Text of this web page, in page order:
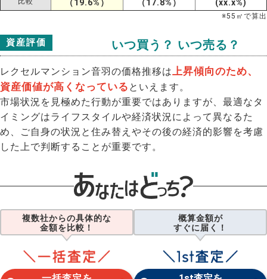
（19.6%）
（17.8%）
(xx.x%)
※55 ㎡で算出
資産評価 いつ買う？ いつ売る？
レクセルマンション音羽の価格推移は上昇傾向のため、
資産価値が高くなっている といえます。
市場状況を見極めた行動が重要ではありますが、最適なタ
イミングはライフスタイルや経済状況によって異なるた
め、ご自身の状況と住み替えやその後の経済的影響を考慮
した上で判断することが重要です。
複数社からの具体的な
金額を比較！
概算金額が
すぐに届く！